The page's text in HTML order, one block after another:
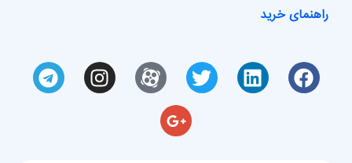
راهنمای خرید